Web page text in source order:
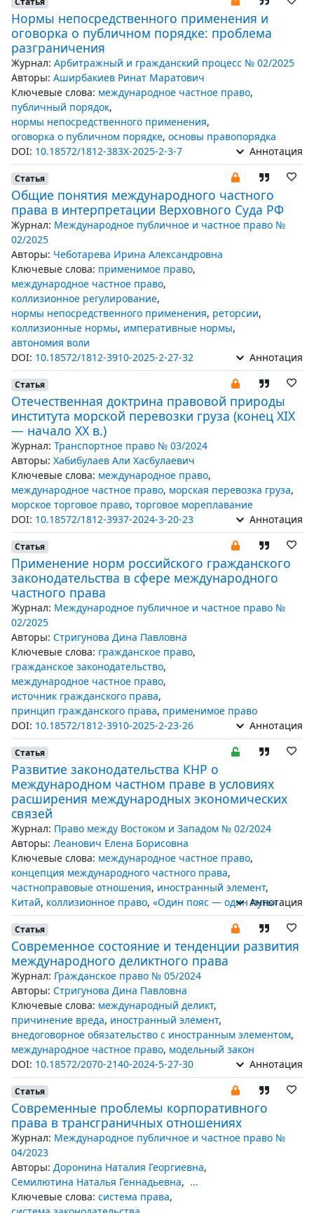
Нормы непосредственного применения и
оговорка о публичном порядке: проблема
разграничения
Журнал: Арбитражный и гражданский процесс № 02/2025
Авторы: Аширбакиев Ринат Маратович
Ключевые слова: международное частное право,
публичный порядок,
нормы непосредственного применения,
оговорка о публичном порядке, основы правопорядка
DOI: 10.18572/1812-383X-2025-2-3-7 Аннотация
Статья
Общие понятия международного частного
права в интерпретации Верховного Суда РФ
Журнал: Международное публичное и частное право №
02/2025
Авторы: Чеботарева Ирина Александровна
Ключевые слова: применимое право,
международное частное право,
коллизионное регулирование,
нормы непосредственного применения, реторсии,
коллизионные нормы, императивные нормы,
автономия воли
DOI: 10.18572/1812-3910-2025-2-27-32 Аннотация
Статья
Отечественная доктрина правовой природы
института морской перевозки груза (конец XIX
— начало XX в.)
Журнал: Транспортное право № 03/2024
Авторы: Хабибулаев Али Хасбулаевич
Ключевые слова: международное право,
международное частное право, морская перевозка груза,
морское торговое право, торговое мореплавание
DOI: 10.18572/1812-3937-2024-3-20-23 Аннотация
Статья
Применение норм российского гражданского
законодательства в сфере международного
частного права
Журнал: Международное публичное и частное право №
02/2025
Авторы: Стригунова Дина Павловна
Ключевые слова: гражданское право,
гражданское законодательство,
международное частное право,
источник гражданского права,
принцип гражданского права, применимое право
DOI: 10.18572/1812-3910-2025-2-23-26 Аннотация
Статья
Развитие законодательства КНР о
международном частном праве в условиях
расширения международных экономических
связей
Журнал: Право между Востоком и Западом № 02/2024
Авторы: Леанович Елена Борисовна
Ключевые слова: международное частное право,
концепция международного частного права,
частноправовые отношения, иностранный элемент,
Китай, коллизионное право, «Один пояс — один путь»
Аннотация
Статья
Современное состояние и тенденции развития
международного деликтного права
Журнал: Гражданское право № 05/2024
Авторы: Стригунова Дина Павловна
Ключевые слова: международный деликт,
причинение вреда, иностранный элемент,
внедоговорное обязательство с иностранным элементом,
международное частное право, модельный закон
DOI: 10.18572/2070-2140-2024-5-27-30 Аннотация
Статья
Современные проблемы корпоративного
права в трансграничных отношениях
Журнал: Международное публичное и частное право №
04/2023
Авторы: Доронина Наталия Георгиевна,
Семилютина Наталья Геннадьевна, ...
Ключевые слова: система права,